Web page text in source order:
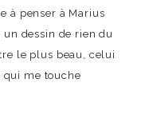
à penser à Marius
dessin de rien du
le plus beau, celui
qui me touche